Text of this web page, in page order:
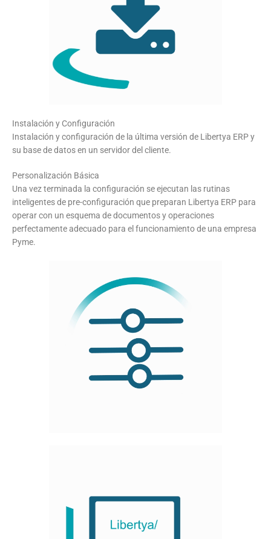
Instalación y Configuración
Instalación y configuración de la última versión de Libertya ERP y
su base de datos en un servidor del cliente.
Personalización Básica
Una vez terminada la configuración se ejecutan las rutinas
inteligentes de pre-configuración que preparan Libertya ERP para
operar con un esquema de documentos y operaciones
perfectamente adecuado para el funcionamiento de una empresa
Pyme.